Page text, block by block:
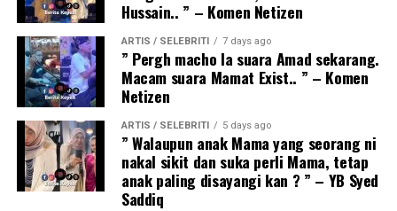
Hussain.. ” – Komen Netizen
ARTIS / SELEBRITI 7 days ago
” Pergh macho la suara Amad sekarang.
Macam suara Mamat Exist.. ” – Komen
Netizen
ARTIS / SELEBRITI 5 days ago
” Walaupun anak Mama yang seorang ni
nakal sikit dan suka perli Mama, tetap
anak paling disayangi kan ? ” – YB Syed
Saddiq